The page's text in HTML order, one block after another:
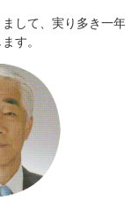
して、実り多き一
す。